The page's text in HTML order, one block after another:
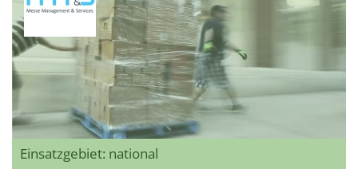
Einsatzgebiet: national